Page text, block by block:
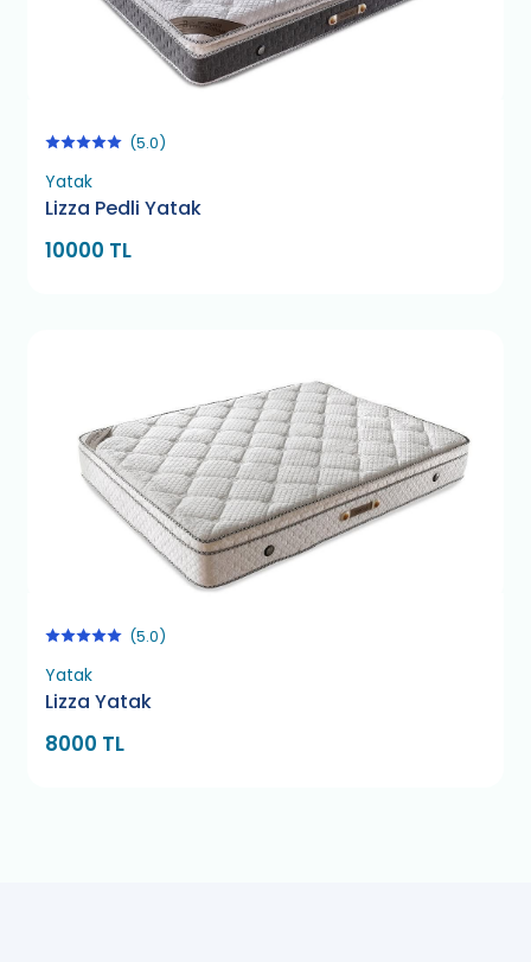
(5.0)
Yatak
Lizza Pedli Yatak
10000 TL
(5.0)
Yatak
Lizza Yatak
8000 TL